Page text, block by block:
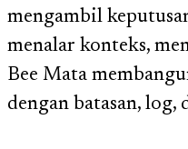
mengambil
menalar konteks,
Bee Mata
dengan batasan,